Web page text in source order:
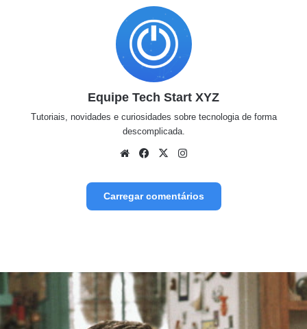
Equipe Tech Start XYZ
Tutoriais, novidades e curiosidades sobre tecnologia de forma
descomplicada.
WebsiteFacebook
X
Carregar comentários